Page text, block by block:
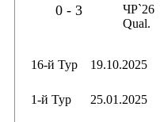
0 - 3
ЧР`26
Qual.
16-й Тур
19.10.2025
1-й Тур
25.01.2025